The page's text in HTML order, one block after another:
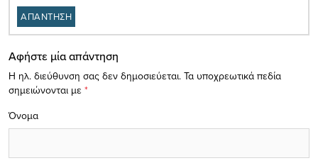
ΑΠΑΝΤΗΣΗ
Αφήστε μία απάντηση
Η ηλ. διεύθυνση σας δεν δημοσιεύεται. Τα υποχρεωτικά πεδία
σημειώνονται με *
Όνομα